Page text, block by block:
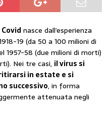
nasce dall’esperienza
19 (da 50 a 100 milioni di
1957-58 (due milioni di morti)
Nei tre casi, il virus si
in estate e si
successivo, in forma
attenuata negli